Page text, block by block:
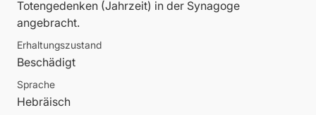
Totengedenken (Jahrzeit) in der Synagoge
angebracht.
Erhaltungszustand
Beschädigt
Sprache
Hebräisch